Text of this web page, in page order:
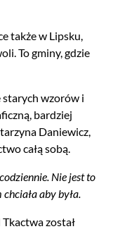
także w Lipsku,
To gminy, gdzie
starych wzorów i
bardziej
Daniewicz,
całą sobą.
Nie jest to
aby była.
został